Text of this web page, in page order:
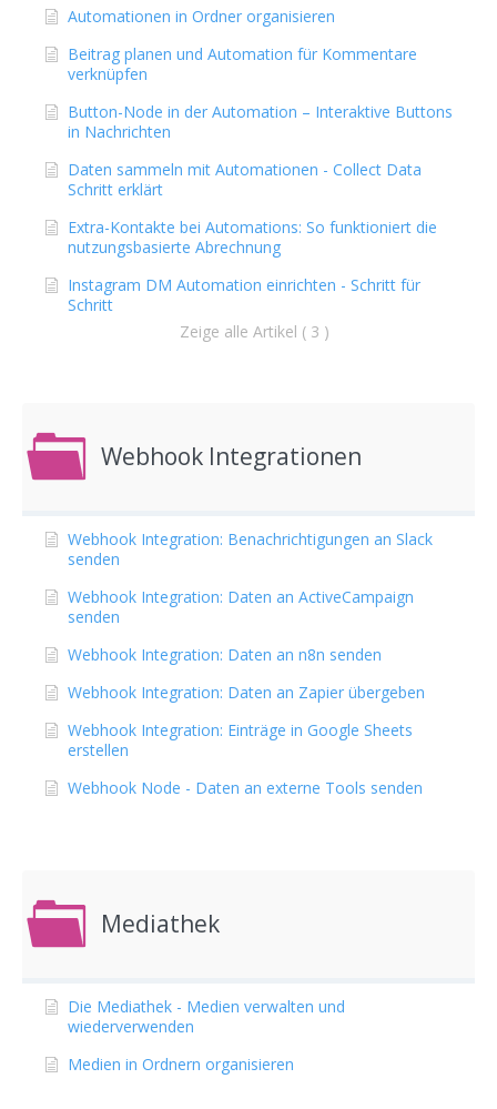
Automationen in Ordner organisieren
Beitrag planen und Automation für Kommentare
verknüpfen
Button-Node in der Automation – Interaktive Buttons
in Nachrichten
Daten sammeln mit Automationen - Collect Data
Schritt erklärt
Extra-Kontakte bei Automations: So funktioniert die
nutzungsbasierte Abrechnung
Instagram DM Automation einrichten - Schritt für
Schritt
Zeige alle Artikel ( 3 )
Webhook Integrationen
Webhook Integration: Benachrichtigungen an Slack
senden
Webhook Integration: Daten an ActiveCampaign
senden
Webhook Integration: Daten an n8n senden
Webhook Integration: Daten an Zapier übergeben
Webhook Integration: Einträge in Google Sheets
erstellen
Webhook Node - Daten an externe Tools senden
Mediathek
Die Mediathek - Medien verwalten und
wiederverwenden
Medien in Ordnern organisieren